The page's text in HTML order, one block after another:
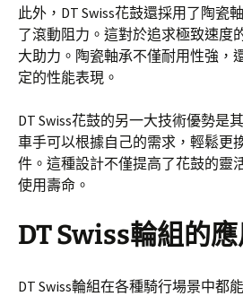
此外，DT Swiss花鼓還採用了陶瓷
了滾動阻力。這對於追求極致速度
大助力。陶瓷軸承不僅耐用性強，
定的性能表現。
DT Swiss花鼓的另一大技術優勢是
車手可以根據自己的需求，輕鬆更
件。這種設計不僅提高了花鼓的靈
使用壽命。
DT Swiss輪組的
DT Swiss輪組在各種騎行場景中都